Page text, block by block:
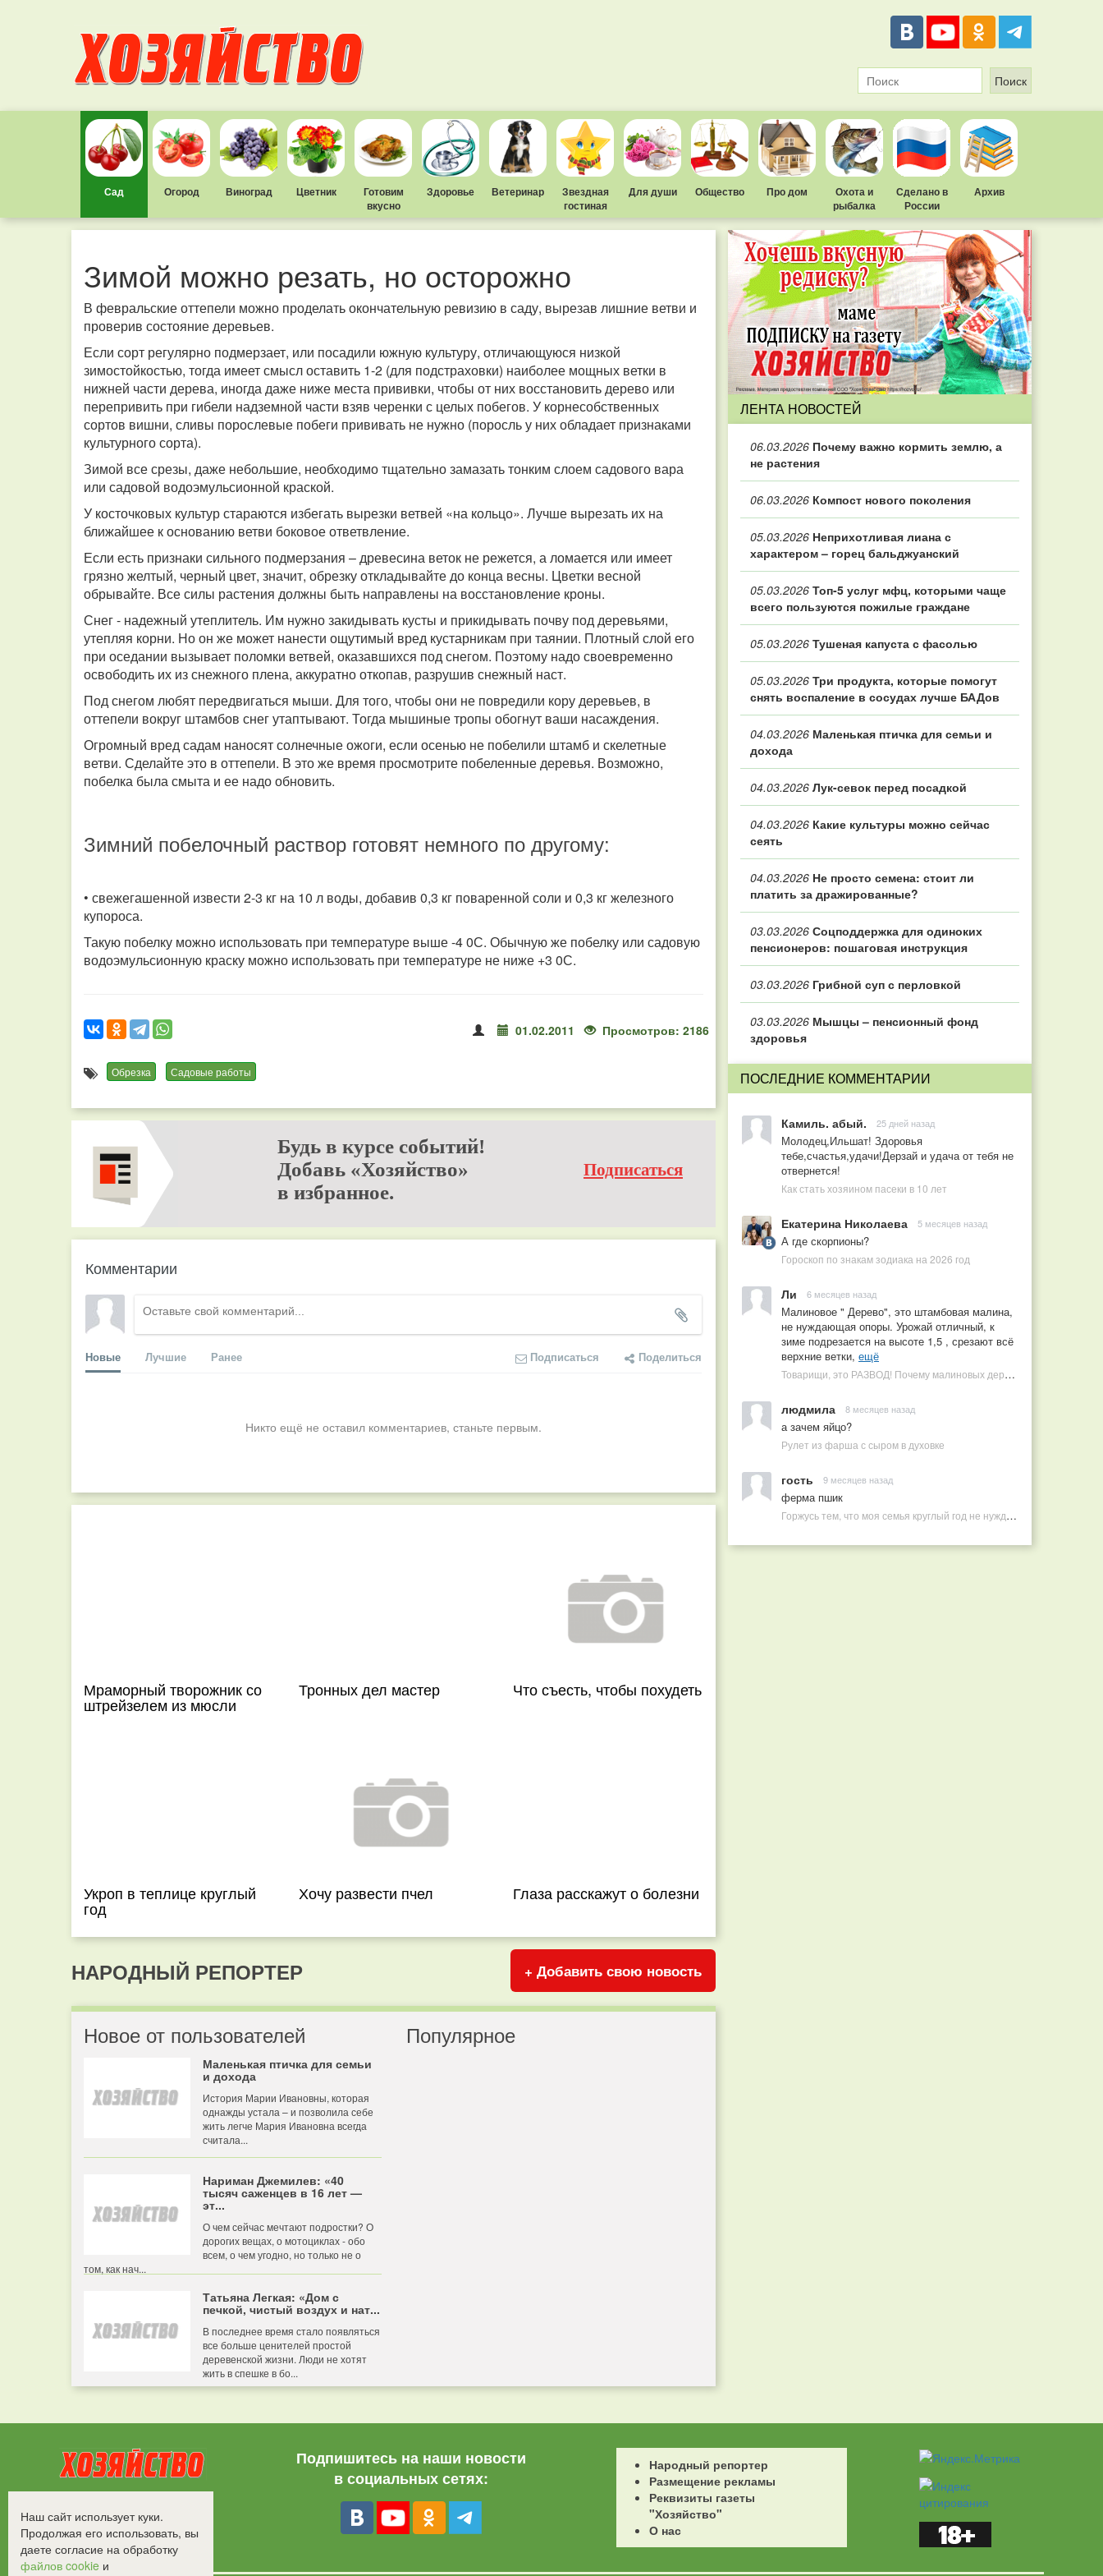
Сад Огород Виноград Цветник
Готовим
вкусно
Здоровье Ветеринар
Звездная
гостиная
Для души Общество Про дом
Охота и
рыбалка
Сделано в
России
Архив
Зимой можно резать, но осторожно
В февральские оттепели можно проделать окончательную ревизию в саду, вырезав лишние ветви и
проверив состояние деревьев.
Если сорт регулярно подмерзает, или посадили южную культуру, отличающуюся низкой
зимостойкостью, тогда имеет смысл оставить 1-2 (для подстраховки) наиболее мощных ветки в
нижней части дерева, иногда даже ниже места прививки, чтобы от них восстановить дерево или
перепривить при гибели надземной части взяв черенки с целых побегов. У корнесобственных
сортов вишни, сливы порослевые побеги прививать не нужно (поросль у них обладает признаками
культурного сорта).
Зимой все срезы, даже небольшие, необходимо тщательно замазать тонким слоем садового вара
или садовой водоэмульсионной краской.
У косточковых культур стараются избегать вырезки ветвей «на кольцо». Лучше вырезать их на
ближайшее к основанию ветви боковое ответвление.
Если есть признаки сильного подмерзания – древесина веток не режется, а ломается или имеет
грязно желтый, черный цвет, значит, обрезку откладывайте до конца весны. Цветки весной
обрывайте. Все силы растения должны быть направлены на восстановление кроны.
Снег - надежный утеплитель. Им нужно закидывать кусты и прикидывать почву под деревьями,
утепляя корни. Но он же может нанести ощутимый вред кустарникам при таянии. Плотный слой его
при оседании вызывает поломки ветвей, оказавшихся под снегом. Поэтому надо своевременно
освободить их из снежного плена, аккуратно откопав, разрушив снежный наст.
Под снегом любят передвигаться мыши. Для того, чтобы они не повредили кору деревьев, в
оттепели вокруг штамбов снег утаптывают. Тогда мышиные тропы обогнут ваши насаждения.
Огромный вред садам наносят солнечные ожоги, если осенью не побелили штамб и скелетные
ветви. Сделайте это в оттепели. В это же время просмотрите побеленные деревья. Возможно,
побелка была смыта и ее надо обновить.
Зимний побелочный раствор готовят немного по другому:
• свежегашенной извести 2-3 кг на 10 л воды, добавив 0,3 кг поваренной соли и 0,3 кг железного
купороса.
Такую побелку можно использовать при температуре выше -4 0С. Обычную же побелку или садовую
водоэмульсионную краску можно использовать при температуре не ниже +3 0С.
01.02.2011 Просмотров: 2186
Обрезка Садовые работы
Будь в курсе событий!
Добавь «Хозяйство»
в избранное.
Подписаться
Комментарии
Новые Лучшие Ранее Подписаться Поделиться
Никто ещё не оставил комментариев, станьте первым.
Мраморный творожник со
штрейзелем из мюсли
Тронных дел мастер Что съесть, чтобы похудеть
Укроп в теплице круглый
год
Хочу развести пчел Глаза расскажут о болезни
НАРОДНЫЙ РЕПОРТЕР + Добавить свою новость
Новое от пользователей
Маленькая птичка для семьи
и дохода
История Марии Ивановны, которая
однажды устала – и позволила себе
жить легче Мария Ивановна всегда
считала...
Нариман Джемилев: «40
тысяч саженцев в 16 лет —
эт...
О чем сейчас мечтают подростки? О
дорогих вещах, о мотоциклах - обо
всем, о чем угодно, но только не о
том, как нач...
Татьяна Легкая: «Дом с
печкой, чистый воздух и нат...
В последнее время стало появляться
все больше ценителей простой
деревенской жизни. Люди не хотят
жить в спешке в бо...
Популярное
ЛЕНТА НОВОСТЕЙ
06.03.2026 Почему важно кормить землю, а
не растения
06.03.2026 Компост нового поколения
05.03.2026 Неприхотливая лиана с
характером – горец бальджуанский
05.03.2026 Топ‑5 услуг мфц, которыми чаще
всего пользуются пожилые граждане
05.03.2026 Тушеная капуста с фасолью
05.03.2026 Три продукта, которые помогут
снять воспаление в сосудах лучше БАДов
04.03.2026 Маленькая птичка для семьи и
дохода
04.03.2026 Лук-севок перед посадкой
04.03.2026 Какие культуры можно сейчас
сеять
04.03.2026 Не просто семена: стоит ли
платить за дражированные?
03.03.2026 Соцподдержка для одиноких
пенсионеров: пошаговая инструкция
03.03.2026 Грибной суп с перловкой
03.03.2026 Мышцы – пенсионный фонд
здоровья
ПОСЛЕДНИЕ КОММЕНТАРИИ
Камиль. абый. 25 дней назад
Молодец,Ильшат! Здоровья
тебе,счастья,удачи!Дерзай и удача от тебя не
отвернется!
Как стать хозяином пасеки в 10 лет
Екатерина Николаева 5 месяцев назад
А где скорпионы?
Гороскоп по знакам зодиака на 2026 год
Ли 6 месяцев назад
Малиновое " Дерево", это штамбовая малина,
не нуждающая опоры. Урожай отличный, к
зиме подрезается на высоте 1,5 , срезают всё
верхние ветки, ещё
Товарищи, это РАЗВОД! Почему малиновых деревьев не бывает, или Как ушлые продавцы наживаются на мечтах садоводов
людмила 8 месяцев назад
а зачем яйцо?
Рулет из фарша с сыром в духовке
гость 9 месяцев назад
ферма пшик
Горжусь тем, что моя семья круглый год не нуждается в покупных витаминах
Все права защищены.
©2008-2017 - "Хозяйство"
Подпишитесь на наши новости
в социальных сетях:
Народный репортер
Размещение рекламы
Реквизиты газеты
"Хозяйство"
О нас
Наш сайт использует куки.
Продолжая его использовать, вы
даете согласие на обработку
файлов cookie и